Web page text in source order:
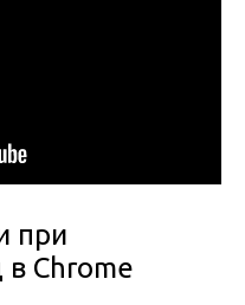
при
Chrome